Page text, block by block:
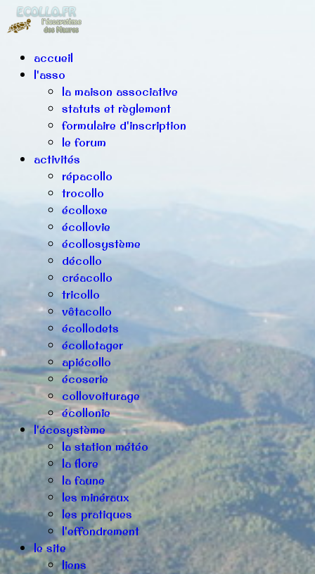
accueil
l'asso
la maison associative
statuts et règlement
formulaire d'inscription
le forum
activités
répacollo
trocollo
écolloxe
écollovie
écollosystème
décollo
créacollo
tricollo
vêtacollo
écollodets
écollotager
apiécollo
écoserie
collovoiturage
écollonie
l'écosystème
la station météo
la flore
la faune
les minéraux
les pratiques
l'effondrement
le site
liens